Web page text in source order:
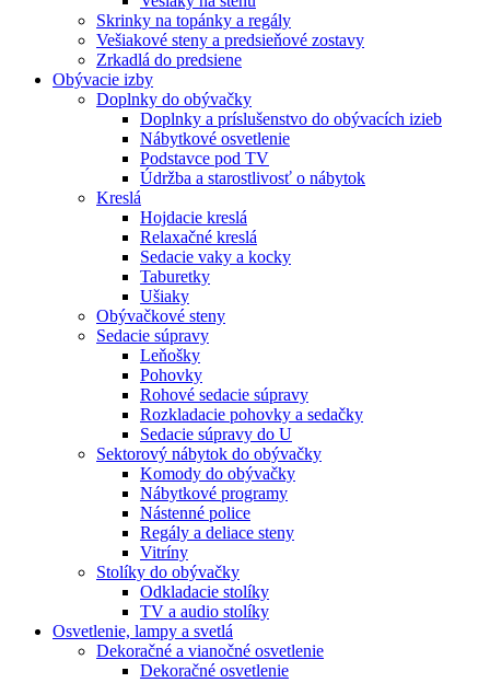
Skrinky na topánky a regály
Vešiakové steny a predsieňové zostavy
Zrkadlá do predsiene
Obývacie izby
Doplnky do obývačky
Doplnky a príslušenstvo do obývacích izieb
Nábytkové osvetlenie
Podstavce pod TV
Údržba a starostlivosť o nábytok
Kreslá
Hojdacie kreslá
Relaxačné kreslá
Sedacie vaky a kocky
Taburetky
Ušiaky
Obývačkové steny
Sedacie súpravy
Leňošky
Pohovky
Rohové sedacie súpravy
Rozkladacie pohovky a sedačky
Sedacie súpravy do U
Sektorový nábytok do obývačky
Komody do obývačky
Nábytkové programy
Nástenné police
Regály a deliace steny
Vitríny
Stolíky do obývačky
Odkladacie stolíky
TV a audio stolíky
Osvetlenie, lampy a svetlá
Dekoračné a vianočné osvetlenie
Dekoračné osvetlenie